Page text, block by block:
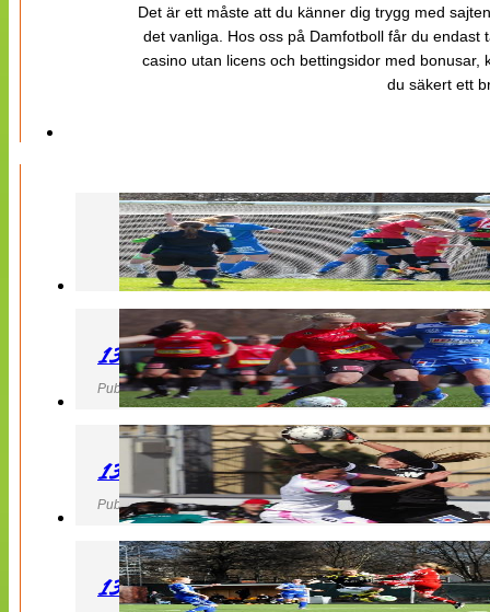
Det är ett måste att du känner dig trygg med
det vanliga. Hos oss på Damfotboll får du
casino utan licens och bettingsidor med
du säkert ett
130427 LB 07 – QBIK
Publicerad 27 April 2013, 22:40
130427 IF Limhamn Bunkeflo – QBIK
Publicerad 27 April 2013, 21:10
130427 LdB FC Malmö – Mallbackens IF